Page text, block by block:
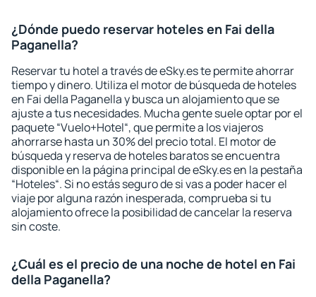
¿Dónde puedo reservar hoteles en Fai della
Paganella?
Reservar tu hotel a través de eSky.es te permite ahorrar
tiempo y dinero. Utiliza el motor de búsqueda de hoteles
en Fai della Paganella y busca un alojamiento que se
ajuste a tus necesidades. Mucha gente suele optar por el
paquete “Vuelo+Hotel“, que permite a los viajeros
ahorrarse hasta un 30% del precio total. El motor de
búsqueda y reserva de hoteles baratos se encuentra
disponible en la página principal de eSky.es en la pestaña
“Hoteles“. Si no estás seguro de si vas a poder hacer el
viaje por alguna razón inesperada, comprueba si tu
alojamiento ofrece la posibilidad de cancelar la reserva
sin coste.
¿Cuál es el precio de una noche de hotel en Fai
della Paganella?